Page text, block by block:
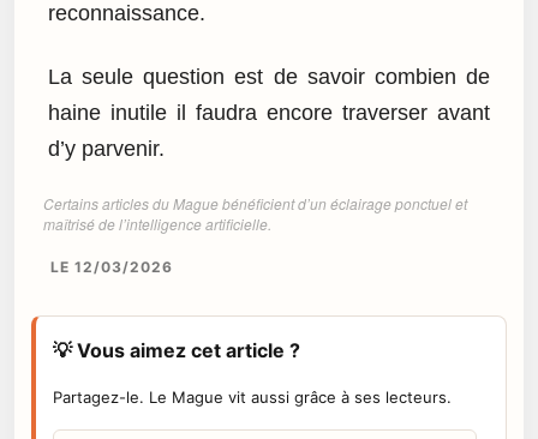
reconnaissance.
La seule question est de savoir combien de
haine inutile il faudra encore traverser avant
d’y parvenir.
Certains articles du Mague bénéficient d’un éclairage ponctuel et
maîtrisé de l’intelligence artificielle.
LE 12/03/2026
💡 Vous aimez cet article ?
Partagez-le. Le Mague vit aussi grâce à ses lecteurs.